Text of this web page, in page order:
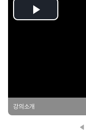
Play
강의소개